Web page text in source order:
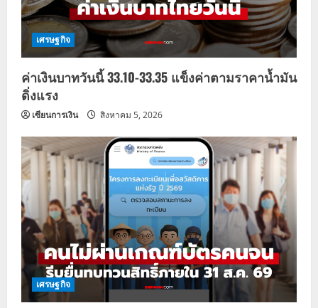
เศรษฐกิจ
ค่าเงินบาทวันนี้ 33.10-33.35 แข็งค่าตามราคาน้ำมัน
ดิ่งแรง
เซียนการเงิน สิงหาคม 5, 2026
เศรษฐกิจ